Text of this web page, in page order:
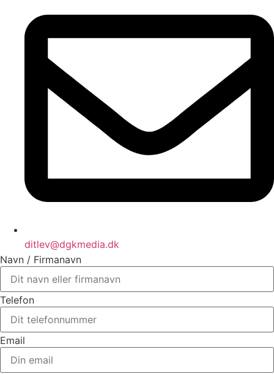
ditlev@dgkmedia.dk
Navn / Firmanavn
Telefon
Email